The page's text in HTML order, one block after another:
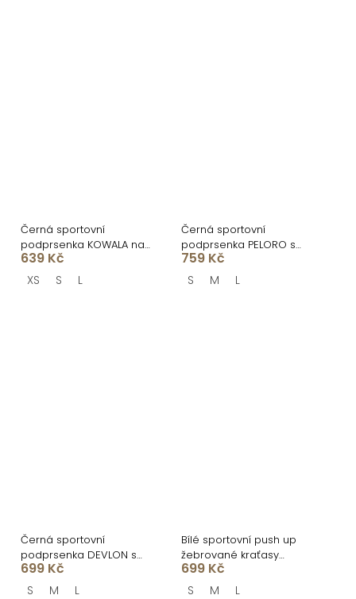
Černá sportovní
podprsenka KOWALA na
ramínka
639 Kč
XS S L
Černá sportovní
podprsenka PELORO s
průstřihy
759 Kč
S M L
Černá sportovní
podprsenka DEVLON s
výstřihem
699 Kč
S M L
Bílé sportovní push up
žebrované kraťasy
PEROLA
699 Kč
S M L